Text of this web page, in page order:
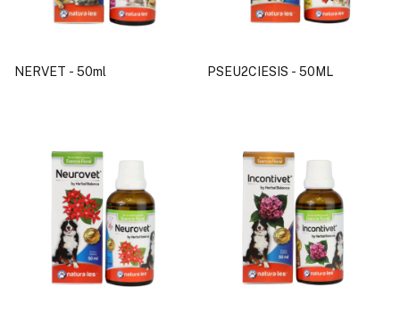
NERVET - 50ml PSEU2CIESIS - 50ML